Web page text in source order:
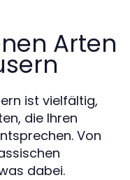
Arten
ist vielfältig,
die Ihren
Von
dabei.